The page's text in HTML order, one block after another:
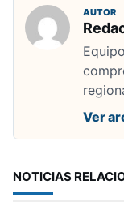
AUTOR
Ver
NOTICIAS